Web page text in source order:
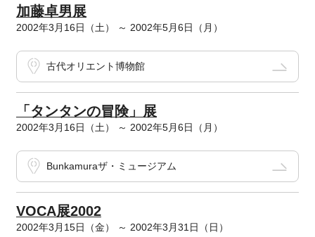
加藤卓男展
2002年3月16日（土） ～ 2002年5月6日（月）
古代オリエント博物館
「タンタンの冒険」展
2002年3月16日（土） ～ 2002年5月6日（月）
Bunkamuraザ・ミュージアム
VOCA展2002
2002年3月15日（金） ～ 2002年3月31日（日）